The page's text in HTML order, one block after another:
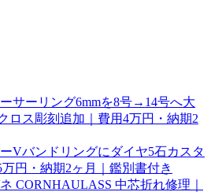
サーリング6mmを8号→14号へ大
ロス彫刻追加｜費用4万円・納期2
Vバンドリングにダイヤ5石カスタ
万円・納期2ヶ月｜鑑別書付き
CORNHAULASS 中芯折れ修理｜